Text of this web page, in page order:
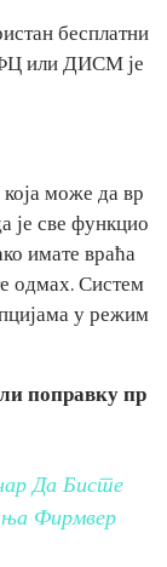
бесплатни
или ДИСМ је
може да вр
је све функцио
имате враћа
одмах. Систем
у режим
поправку пр
Да Бисте
Фирмвер